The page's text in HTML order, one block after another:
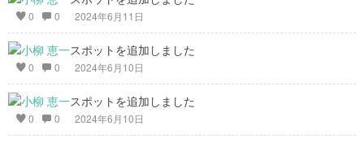
0 0 2024年6月11日
スポットを追加しました
0 0 2024年6月10日
スポットを追加しました
0 0 2024年6月10日